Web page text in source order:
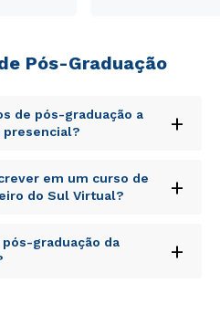
Pós-Graduação
de pós-graduação a
presencial?
+
iste natus error sit
laudantium,
ipsa quae ab illo inventore
voluptatem quia
odit aut fugit, sed quia
em um curso de
do Sul Virtual?
+
iste natus error sit
laudantium,
graduação da
+